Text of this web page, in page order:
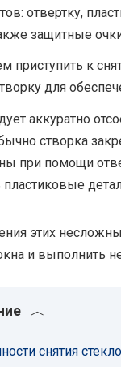
отвертку,
защитные
приступить к
для
аккуратно
створка
при помощи
этих
и
снятия